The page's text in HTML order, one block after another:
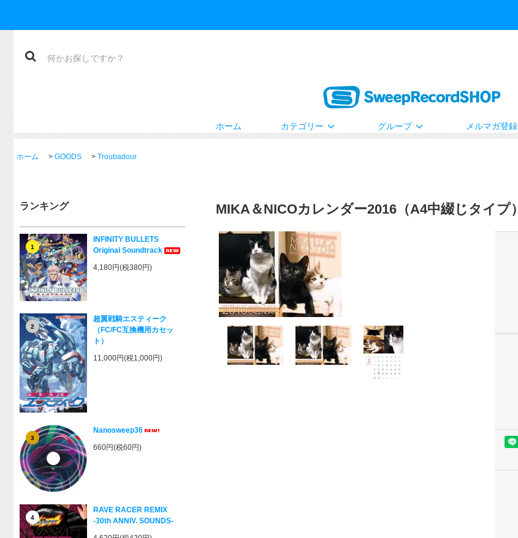
ホーム カテゴリー グループ メルマガ登録
ホーム > GOODS > Troubadour
ランキング
1
INFINITY BULLETS
Original Soundtrack
4,180円(税380円)
2
超翼戦騎エスティーク
（FC/FC互換機用カセッ
ト）
11,000円(税1,000円)
3
Nanosweep36
660円(税60円)
4
RAVE RACER REMIX
-30th ANNIV. SOUNDS-
MIKA＆NICOカレンダー2016（A4中綴じタイプ）